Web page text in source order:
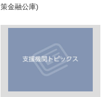
策金融公庫)